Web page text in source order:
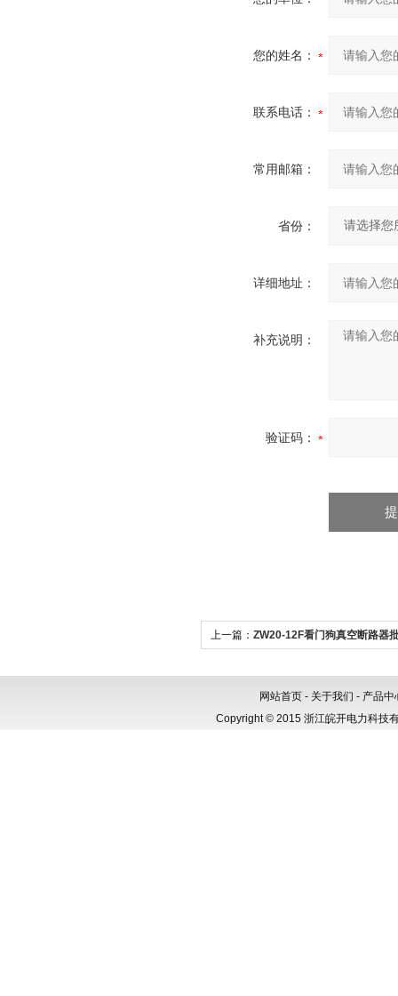
您的姓名：
联系电话：
常用邮箱：
省份：
详细地址：
补充说明：
验证码：
上一篇： ZW20-12F看门狗真空断路器
网站首页 - 关于我们 - 产品中
Copyright © 2015 浙江皖开电力科技